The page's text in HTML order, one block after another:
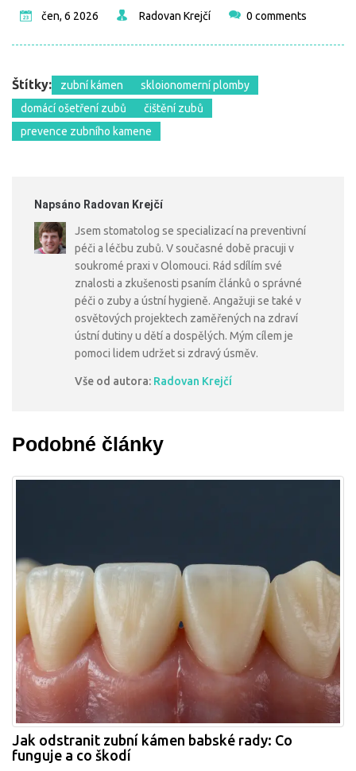
čen, 6 2026 Radovan Krejčí 0 comments
Štítky: zubní kámen
skloionomerní plomby
domácí ošetření zubů
čištění zubů
prevence zubního kamene
Napsáno Radovan Krejčí
Jsem stomatolog se specializací na preventivní
péči a léčbu zubů. V současné době pracuji v
soukromé praxi v Olomouci. Rád sdílím své
znalosti a zkušenosti psaním článků o správné
péči o zuby a ústní hygieně. Angažuji se také v
osvětových projektech zaměřených na zdraví
ústní dutiny u dětí a dospělých. Mým cílem je
pomoci lidem udržet si zdravý úsměv.
Vše od autora: Radovan Krejčí
Podobné články
Jak odstranit zubní kámen babské rady: Co
funguje a co škodí